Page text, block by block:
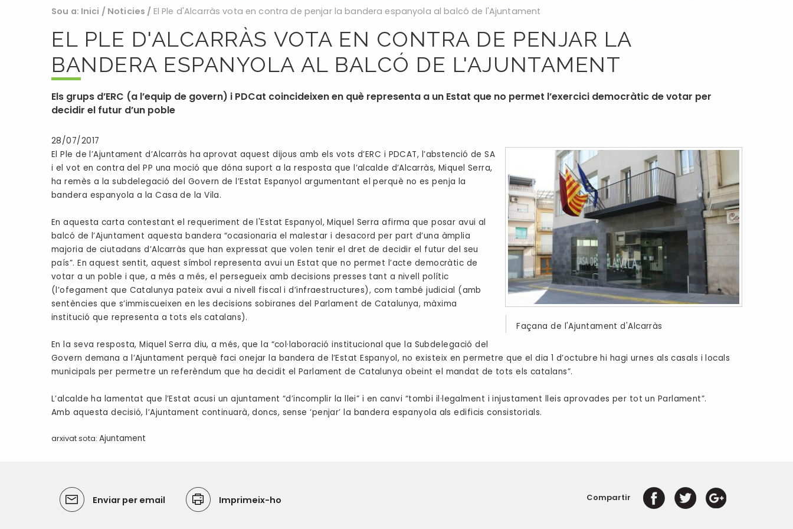
Sou a: Inici / Noticies / El Ple d'Alcarràs vota en contra de penjar la bandera espanyola al balcó de l'Ajuntament
EL PLE D'ALCARRÀS VOTA EN CONTRA DE PENJAR LA
BANDERA ESPANYOLA AL BALCÓ DE L'AJUNTAMENT
Els grups d’ERC (a l’equip de govern) i PDCat coincideixen en què representa a un Estat que no permet l’exercici democràtic de votar per
decidir el futur d’un poble
28/07/2017
Façana de l'Ajuntament d'Alcarràs
El Ple de l’Ajuntament d’Alcarràs ha aprovat aquest dijous amb els vots d’ERC i PDCAT, l’abstenció de SA
i el vot en contra del PP una moció que dóna suport a la resposta que l’alcalde d’Alcarràs, Miquel Serra,
ha remès a la subdelegació del Govern de l’Estat Espanyol argumentant el perquè no es penja la
bandera espanyola a la Casa de la Vila.
En aquesta carta contestant el requeriment de l'Estat Espanyol, Miquel Serra afirma que posar avui al
balcó de l’Ajuntament aquesta bandera “ocasionaria el malestar i desacord per part d’una àmplia
majoria de ciutadans d’Alcarràs que han expressat que volen tenir el dret de decidir el futur del seu
país”. En aquest sentit, aquest símbol representa avui un Estat que no permet l’acte democràtic de
votar a un poble i que, a més a més, el persegueix amb decisions presses tant a nivell polític
(l’ofegament que Catalunya pateix avui a nivell fiscal i d’infraestructures), com també judicial (amb
sentències que s’immiscueixen en les decisions sobiranes del Parlament de Catalunya, màxima
institució que representa a tots els catalans).
En la seva resposta, Miquel Serra diu, a més, que la “col·laboració institucional que la Subdelegació del
Govern demana a l’Ajuntament perquè faci onejar la bandera de l’Estat Espanyol, no existeix en permetre que el dia 1 d’octubre hi hagi urnes als casals i locals
municipals per permetre un referèndum que ha decidit el Parlament de Catalunya obeint el mandat de tots els catalans”.
L’alcalde ha lamentat que l’Estat acusi un ajuntament “d’incomplir la llei” i en canvi “tombi il·legalment i injustament lleis aprovades per tot un Parlament”.
Amb aquesta decisió, l’Ajuntament continuarà, doncs, sense ‘penjar’ la bandera espanyola als edificis consistorials.
arxivat sota: Ajuntament
Enviar per email Imprimeix-ho Compartir